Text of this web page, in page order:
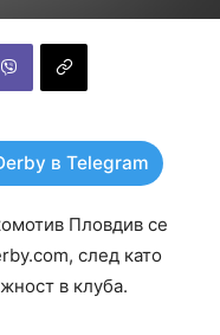
в Telegram
Пловдив се
след като
в клуба.